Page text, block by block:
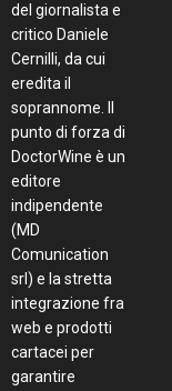
del giornalista e
critico Daniele
Cernilli, da cui
eredita il
soprannome. Il
punto di forza di
DoctorWine è un
editore
indipendente
(MD
Comunication
srl) e la stretta
integrazione fra
web e prodotti
cartacei per
garantire